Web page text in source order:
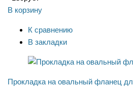
В корзину
К сравнению
В закладки
Прокладка на овальный фланец